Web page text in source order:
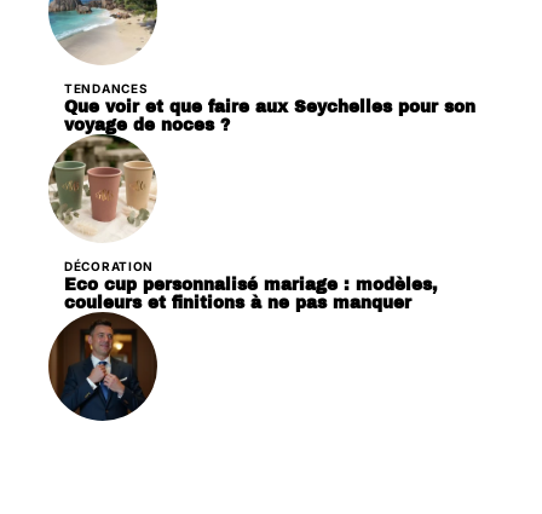
TENDANCES
Que voir et que faire aux Seychelles pour son
voyage de noces ?
DÉCORATION
Eco cup personnalisé mariage : modèles,
couleurs et finitions à ne pas manquer